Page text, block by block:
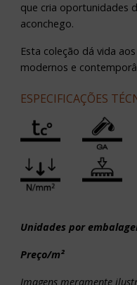
que cria oportunidades
aconchego.
Esta coleção dá vida
modernos e
ESPECIFICAÇÕES
Unidades por
Preço/m²
Imagens meramente